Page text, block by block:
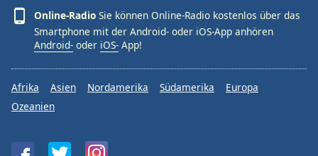
Online-Radio Sie können Online-Radio kostenlos über das
Smartphone mit der Android- oder iOS-App anhören
Android- oder iOS- App!
Afrika Asien Nordamerika Südamerika
Europa
Ozeanien